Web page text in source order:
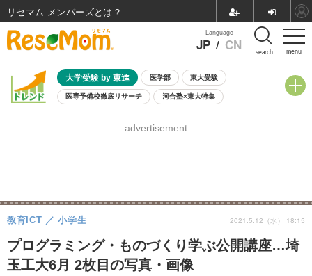
menu
Language
JP / CN search
大学受験 by 東進 医学部 東大受験
医専予備校徹底リサーチ 河合塾×東大特集
8月開催学校説明会・相談会
advertisement
プログラミング・ものづくり学ぶ公開講座…埼
玉工大6月 2枚目の写真・画像
教育ICT 小学生 2021.5.12（水） 18:15
リセマム メンバーズ